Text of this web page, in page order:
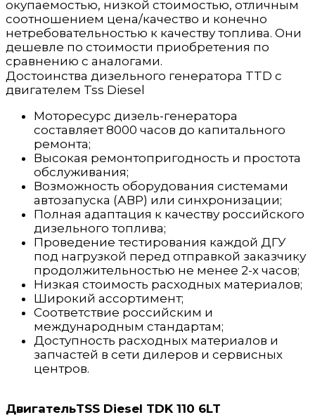
окупаемостью, низкой стоимостью, отличным
соотношением цена/качество и конечно
нетребовательностью к качеству топлива. Они
дешевле по стоимости приобретения по
сравнению с аналогами.
Достоинства дизельного генератора TTD с
двигателем Tss Diesel
Моторесурс дизель-генератора
составляет 8000 часов до капитального
ремонта;
Высокая ремонтопригодность и простота
обслуживания;
Возможность оборудования системами
автозапуска (АВР) или синхронизации;
Полная адаптация к качеству российского
дизельного топлива;
Проведение тестирования каждой ДГУ
под нагрузкой перед отправкой заказчику
продолжительностью не менее 2-х часов;
Низкая стоимость расходных материалов;
Широкий ассортимент;
Соответствие российским и
международным стандартам;
Доступность расходных материалов и
запчастей в сети дилеров и сервисных
центров.
ДвигательTSS Diesel TDK 110 6LT